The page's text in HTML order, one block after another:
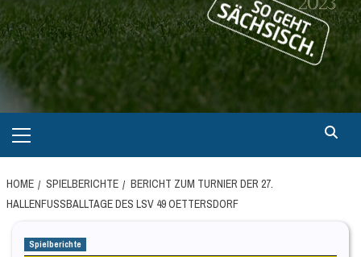
Menu
HOME SPIELBERICHTE
BERICHT ZUM TURNIER DER 27.
HALLENFUSSBALLTAGE DES LSV 49 OETTERSDORF
Spielberichte